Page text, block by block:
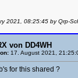
2021, 08:25:45 by Qrp-
von DD4WH
17. August 2021,
for this shared ?